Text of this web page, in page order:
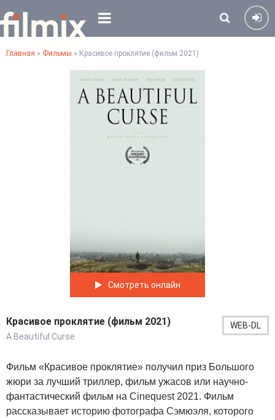
Главная » Фильмы » Красивое проклятие (фильм 2021)
Смотреть онлайн
Красивое проклятие (фильм 2021)
A Beautiful Curse
WEB-DL
Фильм «Красивое проклятие» получил приз Большого
жюри за лучший триллер, фильм ужасов или научно-
фантастический фильм на Cinequest 2021. Фильм
рассказывает историю фотографа Сэмюэля, которого